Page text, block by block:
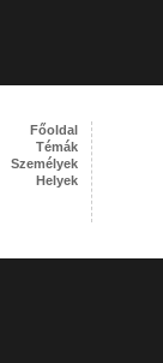
Főoldal
Témák
Személyek
Helyek